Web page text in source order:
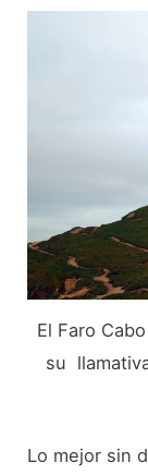
El Faro
su
Lo mejor sin